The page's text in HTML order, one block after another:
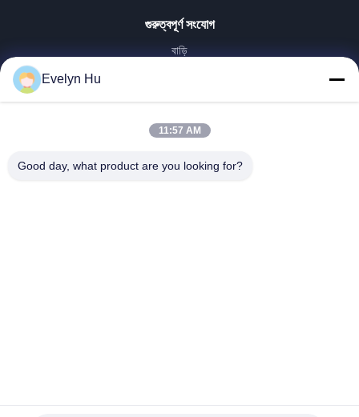
গুরুত্বপূর্ণ সংযোগ
বাড়ি
কারখানা ভ্রমণ
Evelyn Hu
11:57 AM
Good day, what product are you looking for?